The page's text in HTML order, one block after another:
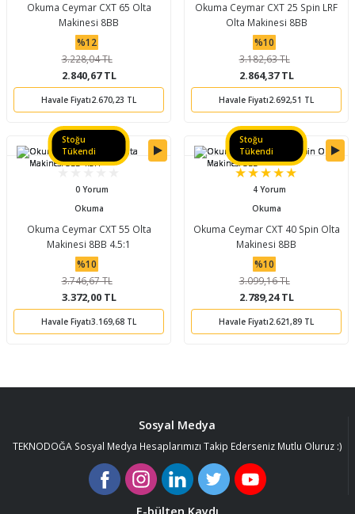
Okuma Ceymar CXT 65 Olta
Makinesi 8BB
%12
3.228,04 TL
2.840,67 TL
Havale Fiyatı2.670,23 TL
Okuma Ceymar CXT 25 Spin LRF
Olta Makinesi 8BB
%10
3.182,63 TL
2.864,37 TL
Havale Fiyatı2.692,51 TL
Stoğu
Tükendi
0 Yorum
Okuma
Okuma Ceymar CXT 55 Olta
Makinesi 8BB 4.5:1
%10
3.746,67 TL
3.372,00 TL
Havale Fiyatı3.169,68 TL
Stoğu
Tükendi
4 Yorum
Okuma
Okuma Ceymar CXT 40 Spin Olta
Makinesi 8BB
%10
3.099,16 TL
2.789,24 TL
Havale Fiyatı2.621,89 TL
Sosyal Medya
TEKNODOĞA Sosyal Medya Hesaplarımızı Takip Ederseniz Mutlu Oluruz :)